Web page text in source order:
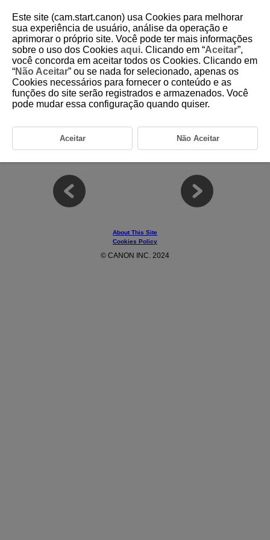
7 Register/Recall AF-related Settings Save
to/Load From Card
This chapter covers the [Register/Recall AF-related Settings] function,
which can batch register and recall various AF-related settings currently
set on the camera as well as save setting files to and read setting files
7-1 Function Overview
7-2 Usage Examples
About This Site
Cookies Policy
© CANON INC. 2024
Este site (cam.start.canon) usa Cookies para melhorar
sua experiência de usuário, análise da operação e
aprimorar o próprio site. Você pode ter mais informações
sobre o uso dos Cookies aqui. Clicando em “Aceitar”,
você concorda em aceitar todos os Cookies. Clicando em
“Não Aceitar” ou se nada for selecionado, apenas os
Cookies necessários para fornecer o conteúdo e as
funções do site serão registrados e armazenados. Você
pode mudar essa configuração quando quiser.
Aceitar Não Aceitar